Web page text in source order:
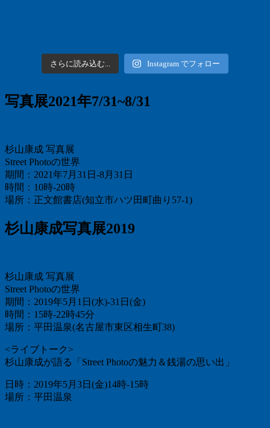
さらに読み込む... Instagram でフォロー
写真展2021年7/31~8/31
杉山康成 写真展
Street Photoの世界
期間：2021年7月31日-8月31日
時間：10時-20時
場所：正文館書店(知立市ハツ田町曲り57-1)
杉山康成写真展2019
杉山康成 写真展
Street Photoの世界
期間：2019年5月1日(水)-31日(金)
時間：15時-22時45分
場所：平田温泉(名古屋市東区相生町38)
<ライブトーク>
杉山康成が語る「Street Photoの魅力＆銭湯の思い出」
日時：2019年5月3日(金)14時-15時
場所：平田温泉